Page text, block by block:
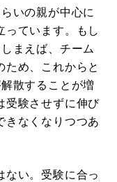
いの親が中心に
っています。もし
まえば、チーム
ため、これからと
散することが増
受験させずに伸び
きなくなりつつあ
い。受験に合っ